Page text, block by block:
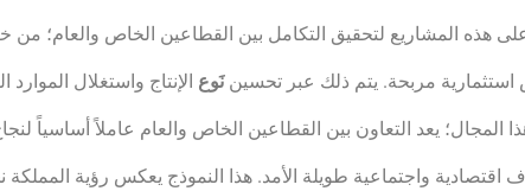
هذه المشاريع لتحقيق التكامل بين القطاعين الخاص والعام؛ من
مربحة. يتم ذلك عبر تحسيننَوع الإنتاج واستغلال
المجال؛ يعد التعاون بين القطاعين الخاص والعام عاملاً أساسياً
واجتماعية طويلة الأمد. هذا النموذج يعكس رؤية المملكة